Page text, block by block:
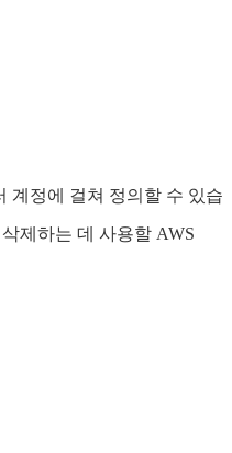
계정에 걸쳐 정의할 수 있습
제하는 데 사용할 AWS